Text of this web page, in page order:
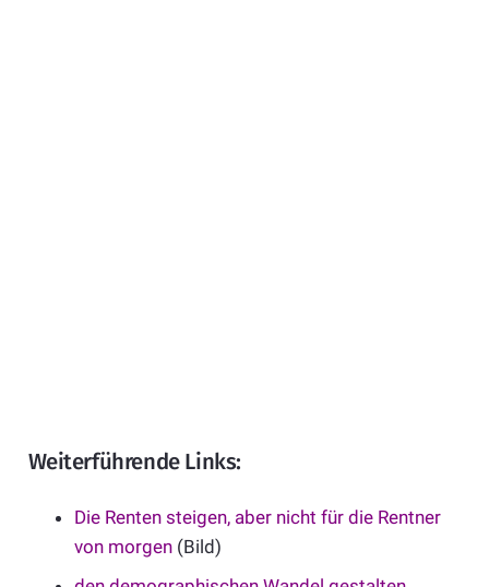
Weiterführende Links:
Die Renten steigen, aber nicht für die Rentner
von morgen (Bild)